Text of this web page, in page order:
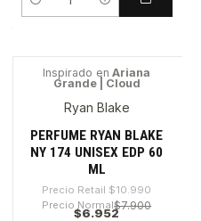
Cantidad
Inspirado en Ariana
Grande | Cloud
Ryan Blake
PERFUME RYAN BLAKE
NY 174 UNISEX EDP 60
ML
Precio Retail $10.990
Precio Normal$7.900
$6.952